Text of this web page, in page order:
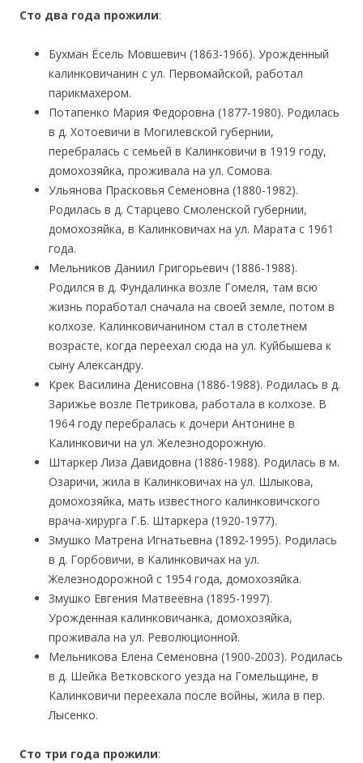
Сто два года прожили:
Бухман Ёсель Мовшевич (1863-1966). Урожденный
калинковичанин с ул. Первомайской, работал
парикмахером.
Потапенко Мария Федоровна (1877-1980). Родилась
в д. Хотоевичи в Могилевской губернии,
перебралась с семьей в Калинковичи в 1919 году,
домохозяйка, проживала на ул. Сомова.
Ульянова Прасковья Семеновна (1880-1982).
Родилась в д. Старцево Смоленской губернии,
домохозяйка, в Калинковичах на ул. Марата с 1961
года.
Мельников Даниил Григорьевич (1886-1988).
Родился в д. Фундалинка возле Гомеля, там всю
жизнь поработал сначала на своей земле, потом в
колхозе. Калинковичанином стал в столетнем
возрасте, когда переехал сюда на ул. Куйбышева к
сыну Александру.
Крек Василина Денисовна (1886-1988). Родилась в д.
Зарижье возле Петрикова, работала в колхозе. В
1964 году перебралась к дочери Антонине в
Калинковичи на ул. Железнодорожную.
Штаркер Лиза Давидовна (1886-1988). Родилась в м.
Озаричи, жила в Калинковичах на ул. Шлыкова,
домохозяйка, мать известного калинковичского
врача-хирурга Г.Б. Штаркера (1920-1977).
Змушко Матрена Игнатьевна (1892-1995). Родилась
в д. Горбовичи, в Калинковичах на ул.
Железнодорожной с 1954 года, домохозяйка.
Змушко Евгения Матвеевна (1895-1997).
Урожденная калинковичанка, домохозяйка,
проживала на ул. Революционной.
Мельникова Елена Семеновна (1900-2003). Родилась
в д. Шейка Ветковского уезда на Гомельщине, в
Калинковичи переехала после войны, жила в пер.
Лысенко.
Сто три года прожили: